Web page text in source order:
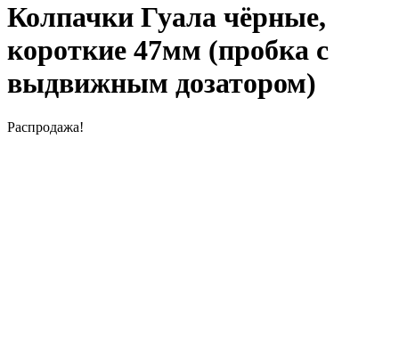
Колпачки Гуала чёрные,
короткие 47мм (пробка с
выдвижным дозатором)
Распродажа!